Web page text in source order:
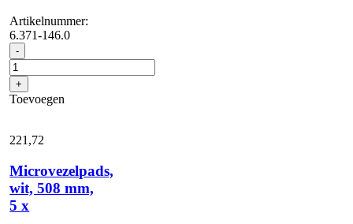
Artikelnummer:
6.371-146.0
- Natuurlijk
haarkussen,
Zacht,
naturel,
500
5
x
aantal
+
Toevoegen
221,72
Microvezelpads,
wit, 508 mm,
5 x